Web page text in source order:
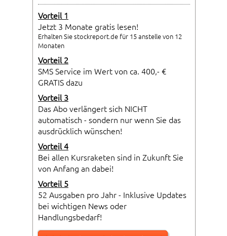
Vorteil 1
Jetzt 3 Monate gratis lesen!
Erhalten Sie stockreport.de für 15 anstelle von 12
Monaten
Vorteil 2
SMS Service im Wert von ca. 400,- €
GRATIS dazu
Vorteil 3
Das Abo verlängert sich NICHT
automatisch - sondern nur wenn Sie das
ausdrücklich wünschen!
Vorteil 4
Bei allen Kursraketen sind in Zukunft Sie
von Anfang an dabei!
Vorteil 5
52 Ausgaben pro Jahr - Inklusive Updates
bei wichtigen News oder
Handlungsbedarf!